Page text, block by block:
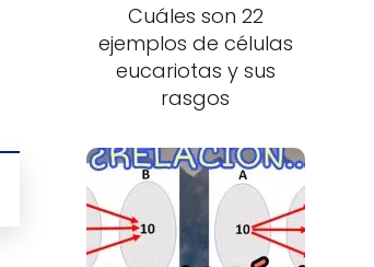
Cuáles son 22
ejemplos de células
eucariotas y sus
rasgos